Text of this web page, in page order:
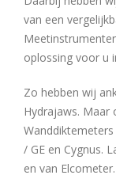
van een
oplossing voor u
Zo hebben wij
Hydrajaws. Maar
/ GE en Cygnus.
en van